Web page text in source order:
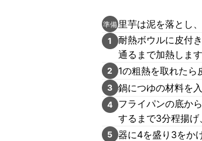
準備 里芋は泥を落とし
1
耐熱ボウルに皮付
通るまで加熱します
2 1の粗熱を取れたら
3 鍋につゆの材料を
4
フライパンの底か
するまで3分程揚げ
5 器に4を盛り3をか